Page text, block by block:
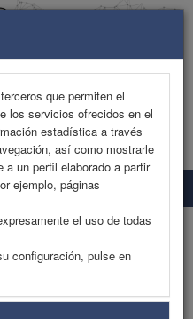
que permiten el
los servicios ofrecidos en el
estadística a través
así como mostrarle
a un perfil elaborado a partir
ejemplo, páginas
el uso de todas
configuración, pulse en
Científico